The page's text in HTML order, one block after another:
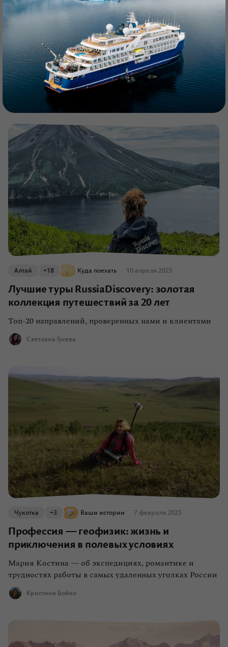
Куда поехать
+6
Камчатка 28 апреля 2025
Увидеть китов: они ближе, чем кажется
Где и каких китов можно встретить в России
Игорь Бобырь
Куда поехать
+18
Алтай 10 апреля 2025
Лучшие туры RussiaDiscovery: золотая
коллекция путешествий за 20 лет
Топ-20 направлений, проверенных нами и клиентами
Светлана Гусева
Ваши истории
+3
Чукотка 7 февраля 2025
Профессия — геофизик: жизнь и
приключения в полевых условиях
Мария Костина — об экспедициях, романтике и
трудностях работы в самых удаленных уголках России
Кристина Бойко